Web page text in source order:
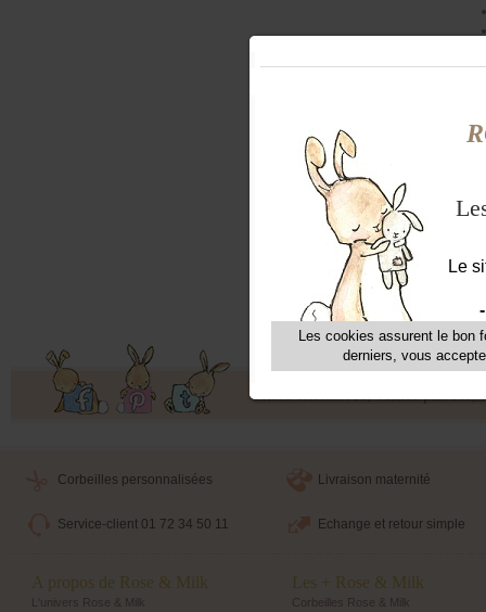
Offres exclusives, ventes privées,
Corbeilles personnalisées Livraison maternité
Service-client 01 72 34 50 11 Echange et retour simple
A propos de Rose & Milk
L'univers Rose & Milk
Les + Rose & Milk
Corbeilles Rose & Milk